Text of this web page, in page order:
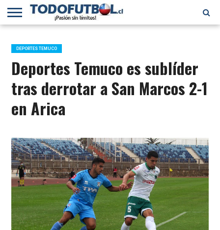
PRIMERA
B
SELECCIÓN
CHILENA
CHILENOS
EN EL
MUNDO
FÚTBOL
INTERNACIONAL
DEPORTES TEMUCO
Deportes Temuco es sublíder
tras derrotar a San Marcos 2-1
en Arica